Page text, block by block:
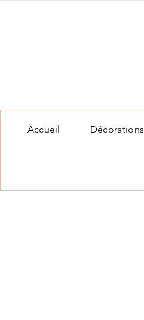
Accueil Décorations